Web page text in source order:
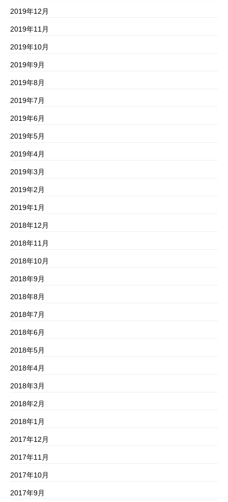
2019年12月
2019年11月
2019年10月
2019年9月
2019年8月
2019年7月
2019年6月
2019年5月
2019年4月
2019年3月
2019年2月
2019年1月
2018年12月
2018年11月
2018年10月
2018年9月
2018年8月
2018年7月
2018年6月
2018年5月
2018年4月
2018年3月
2018年2月
2018年1月
2017年12月
2017年11月
2017年10月
2017年9月